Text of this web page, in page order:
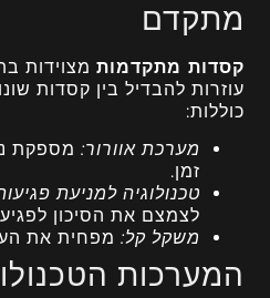
מתקדם
קסדות מתקדמות מצוידות
עוזרות להבדיל בין קסדות
כוללות:
מערכת אוורור: מספקת
זמן.
טכנולוגיה למניעת
לצמצם את הסיכון
משקל קל: מפחית את
המערכות